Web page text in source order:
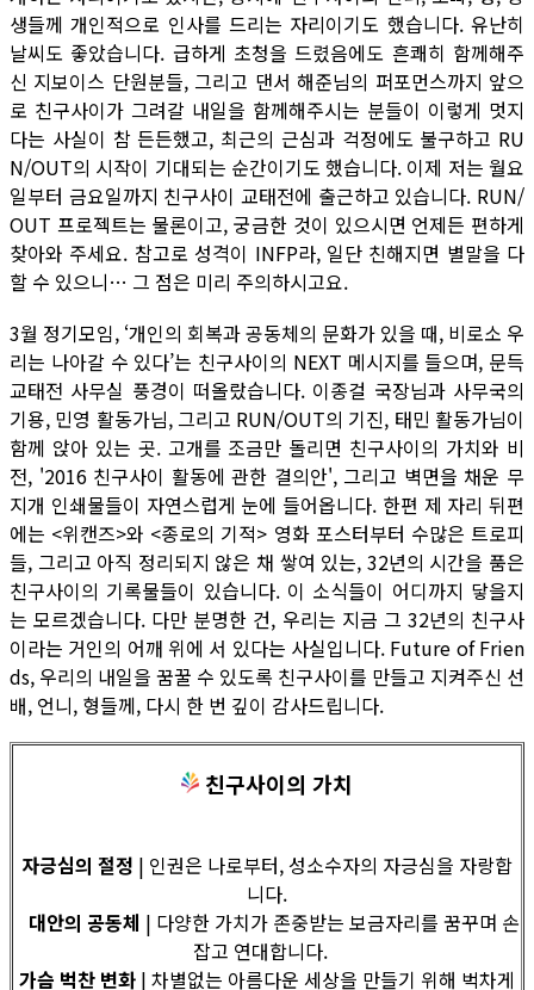
생들께 개인적으로 인사를 드리는 자리이기도 했습니다. 유난히
날씨도 좋았습니다. 급하게 초청을 드렸음에도 흔쾌히 함께해주
신 지보이스 단원분들, 그리고 댄서 해준님의 퍼포먼스까지 앞으
로 친구사이가 그려갈 내일을 함께해주시는 분들이 이렇게 멋지
다는 사실이 참 든든했고, 최근의 근심과 걱정에도 불구하고 RU
N/OUT의 시작이 기대되는 순간이기도 했습니다. 이제 저는 월요
일부터 금요일까지 친구사이 교태전에 출근하고 있습니다. RUN/
OUT 프로젝트는 물론이고, 궁금한 것이 있으시면 언제든 편하게
찾아와 주세요. 참고로 성격이 INFP라, 일단 친해지면 별말을 다
할 수 있으니… 그 점은 미리 주의하시고요.
3월 정기모임, ‘개인의 회복과 공동체의 문화가 있을 때, 비로소 우
리는 나아갈 수 있다’는 친구사이의 NEXT 메시지를 들으며, 문득
교태전 사무실 풍경이 떠올랐습니다. 이종걸 국장님과 사무국의
기용, 민영 활동가님, 그리고 RUN/OUT의 기진, 태민 활동가님이
함께 앉아 있는 곳. 고개를 조금만 돌리면 친구사이의 가치와 비
전, '2016 친구사이 활동에 관한 결의안', 그리고 벽면을 채운 무
지개 인쇄물들이 자연스럽게 눈에 들어옵니다. 한편 제 자리 뒤편
에는 <위캔즈>와 <종로의 기적> 영화 포스터부터 수많은 트로피
들, 그리고 아직 정리되지 않은 채 쌓여 있는, 32년의 시간을 품은
친구사이의 기록물들이 있습니다. 이 소식들이 어디까지 닿을지
는 모르겠습니다. 다만 분명한 건, 우리는 지금 그 32년의 친구사
이라는 거인의 어깨 위에 서 있다는 사실입니다. Future of Frien
ds, 우리의 내일을 꿈꿀 수 있도록 친구사이를 만들고 지켜주신 선
배, 언니, 형들께, 다시 한 번 깊이 감사드립니다.
친구사이의 가치
자긍심의 절정 | 인권은 나로부터, 성소수자의 자긍심을 자랑합
니다.
대안의 공동체 | 다양한 가치가 존중받는 보금자리를 꿈꾸며 손
잡고 연대합니다.
가슴 벅찬 변화 | 차별없는 아름다운 세상을 만들기 위해 벅차게